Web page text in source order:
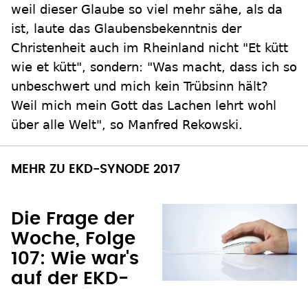
weil dieser Glaube so viel mehr sähe, als da
ist, laute das Glaubensbekenntnis der
Christenheit auch im Rheinland nicht "Et kütt
wie et kütt", sondern: "Was macht, dass ich so
unbeschwert und mich kein Trübsinn hält?
Weil mich mein Gott das Lachen lehrt wohl
über alle Welt", so Manfred Rekowski.
MEHR ZU EKD-SYNODE 2017
Die Frage der
Woche, Folge
107: Wie war's
auf der EKD-